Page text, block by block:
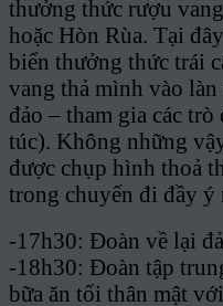
thưởng thức rượu
hoặc Hòn Rùa. Tại
biển thưởng thức trái
vang thả mình vào
đảo – tham gia các
túc). Không những
được chụp hình thoả
trong chuyến đi đầy ý
-17h30: Đoàn về lại
-18h30: Đoàn tập
bữa ăn tối thân mật